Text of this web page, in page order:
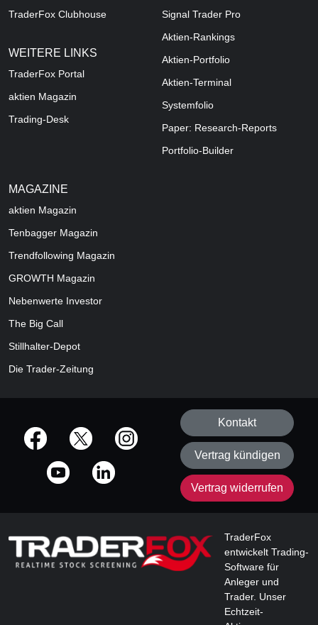
TraderFox Clubhouse
WEITERE LINKS
TraderFox Portal
aktien Magazin
Trading-Desk
Signal Trader Pro
Aktien-Rankings
Aktien-Portfolio
Aktien-Terminal
Systemfolio
Paper: Research-Reports
Portfolio-Builder
MAGAZINE
aktien Magazin
Tenbagger Magazin
Trendfollowing Magazin
GROWTH Magazin
Nebenwerte Investor
The Big Call
Stillhalter-Depot
Die Trader-Zeitung
offizielle Social Media-Accounts
Kontakt
Vertrag kündigen
Vertrag widerrufen
TraderFox
entwickelt Trading-
Software für
Anleger und
Trader. Unser
Echtzeit-